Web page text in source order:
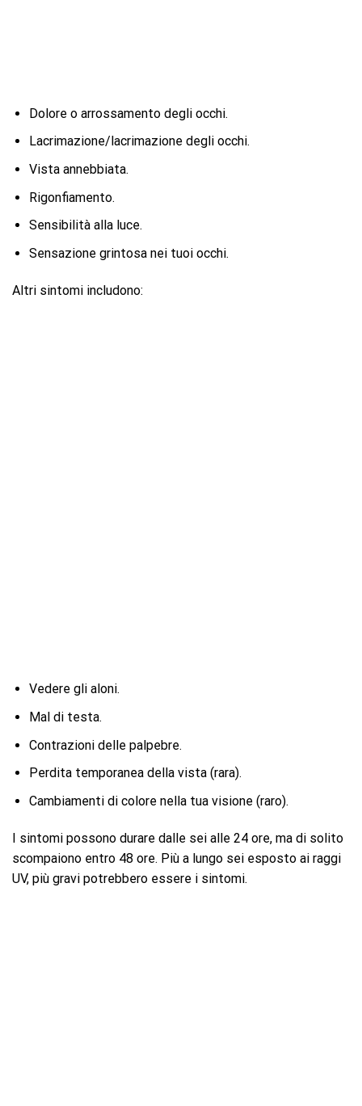
Dolore o arrossamento degli occhi.
Lacrimazione/lacrimazione degli occhi.
Vista annebbiata.
Rigonfiamento.
Sensibilità alla luce.
Sensazione grintosa nei tuoi occhi.
Altri sintomi includono:
Vedere gli aloni.
Mal di testa.
Contrazioni delle palpebre.
Perdita temporanea della vista (rara).
Cambiamenti di colore nella tua visione (raro).
I sintomi possono durare dalle sei alle 24 ore, ma di solito
scompaiono entro 48 ore. Più a lungo sei esposto ai raggi
UV, più gravi potrebbero essere i sintomi.